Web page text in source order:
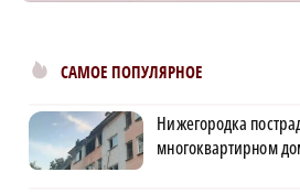
САМОЕ ПОПУЛЯРНОЕ
Нижегородка
многоквартирном